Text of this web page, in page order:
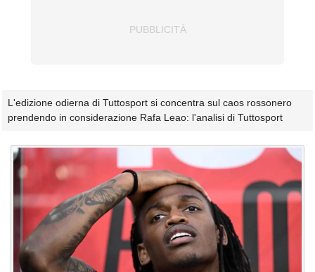
L'edizione odierna di Tuttosport si concentra sul caos rossonero
prendendo in considerazione Rafa Leao: l'analisi di Tuttosport